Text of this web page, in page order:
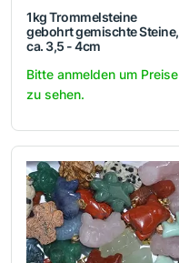
1kg Trommelsteine
gebohrt gemischte Steine,
ca. 3,5 - 4cm
Bitte anmelden um Preise
zu sehen.